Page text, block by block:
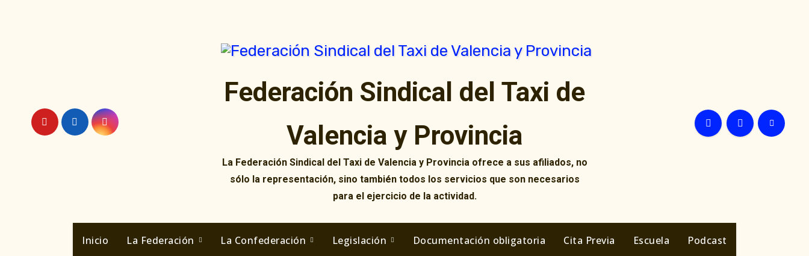
Federación Sindical del Taxi de
Valencia y Provincia
La Federación Sindical del Taxi de Valencia y Provincia ofrece a sus afiliados, no
sólo la representación, sino también todos los servicios que son necesarios
para el ejercicio de la actividad.
Inicio La Federación La Confederación Legislación Documentación obligatoria Cita Previa Escuela Podcast